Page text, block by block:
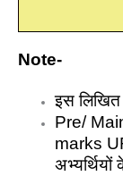
Note-
इस लिखित
Pre/
marks